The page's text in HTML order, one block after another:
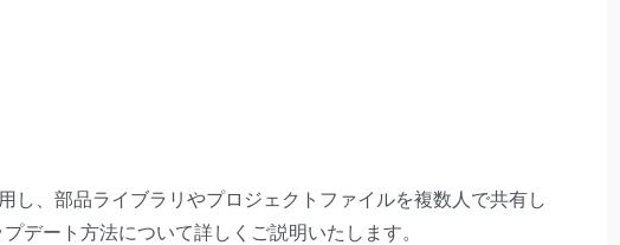
し、部品ライブラリやプロジェクトファイルを複数人で共有し
デート方法について詳しくご説明いたします。